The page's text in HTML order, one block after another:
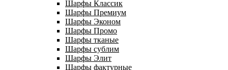
Шарфы Классик
Шарфы Премиум
Шарфы Эконом
Шарфы Промо
Шарфы тканые
Шарфы сублим
Шарфы Элит
Шарфы фактурные